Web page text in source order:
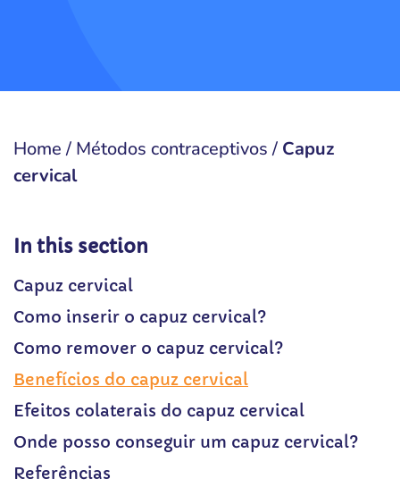
Home/ Métodos contraceptivos/ Capuz
cervical
In this section
Capuz cervical
Como inserir o capuz cervical?
Como remover o capuz cervical?
Benefícios do capuz cervical
Efeitos colaterais do capuz cervical
Onde posso conseguir um capuz cervical?
Referências